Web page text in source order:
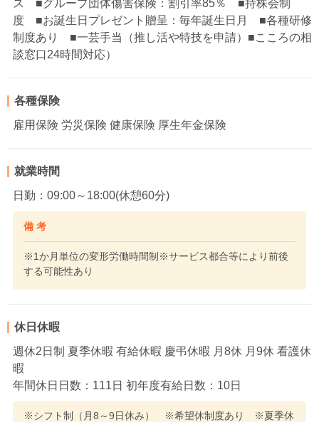
ス ■グループ団体傷害保険：割引率85％ ■持株会制
度 ■お誕生日プレゼント贈呈：毎年誕生日月 ■各種研修
制度あり ■一芸手当（推し活や特技を申請）■こころの相
談窓口24時間対応）
各種保険
雇用保険 労災保険 健康保険 厚生年金保険
就業時間
日勤：09:00～18:00(休憩60分)
備 考
※1か月単位の変形労働時間制※サービス都合等により前後
する可能性あり
休日休暇
週休2日制 夏季休暇 有給休暇 慶弔休暇 月8休 月9休 看護休
暇
年間休日日数：111日 初年度有給日数：10日
※シフト制（月8～9日休み） ※希望休制度あり ※夏季休